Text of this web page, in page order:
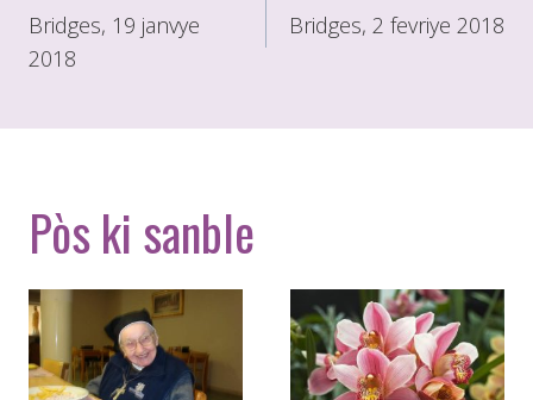
navigasyon
Bridges, 19 janvye
2018
Bridges, 2 fevriye 2018
Pòs ki sanble